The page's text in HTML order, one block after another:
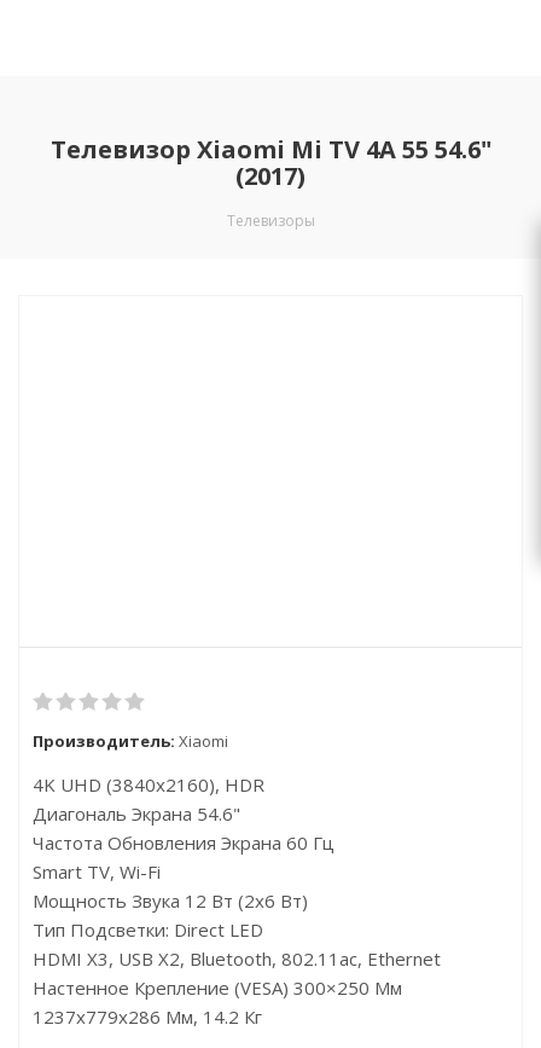
Телевизор Xiaomi Mi TV 4A 55 54.6"
(2017)
Телевизоры
Производитель: Xiaomi
4K UHD (3840x2160), HDR
Диагональ Экрана 54.6"
Частота Обновления Экрана 60 Гц
Smart TV, Wi-Fi
Мощность Звука 12 Вт (2х6 Вт)
Тип Подсветки: Direct LED
HDMI X3, USB X2, Bluetooth, 802.11ac, Ethernet
Настенное Крепление (VESA) 300×250 Мм
1237x779x286 Мм, 14.2 Кг